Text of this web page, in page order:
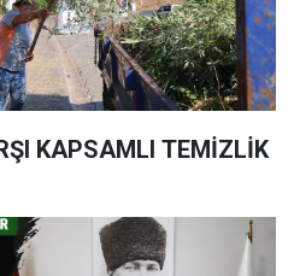
KAPSAMLI TEMİZLİK